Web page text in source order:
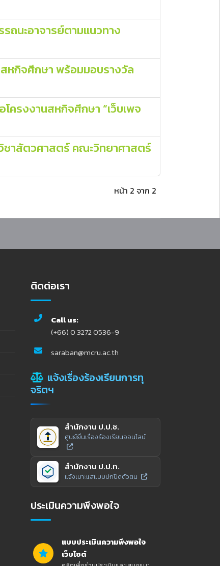
ถนะอาจารย์ตามแนวทาง
หกิจศึกษา พร้อมมอบรางวัล
ครงงานสหกิจศึกษา “เว็บเพจ
ชาสัตวศาสตร์ คณะวิทยาศาสตร์
หน้า 2 จาก 2
ติดต่อเรา
Call us:
(+66) 0 3272 0536-9
saraban@mcru.ac.th
แจ้งเรื่องร้องเรียนการทุ
จริตฯ
สำนักงาน ป.ป.ช.
ศูนย์ยื่นเรื่องร้องเรียนออนไลน์
สำนักงาน ป.ป.ท.
แจ้งเบาะแสแบบปกปิดตัวตน
ประเมินความพึงพอใจ
แบบประเมินความพึงพอใจ
เว็บไซต์